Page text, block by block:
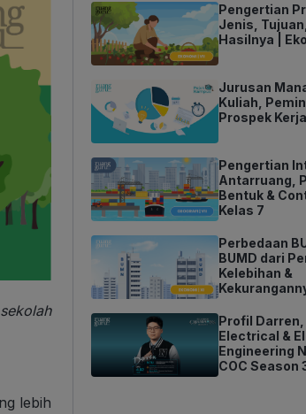
lebih
Pengertian
Jenis,
Hasilnya |
Jurusan
Kuliah,
Prospek Kerja
Pengertian
Antarruang,
Bentuk &
Kelas 7
Perbedaan
BUMD dari
Kelebihan &
Profil
Electrical &
Engineering
COC Season